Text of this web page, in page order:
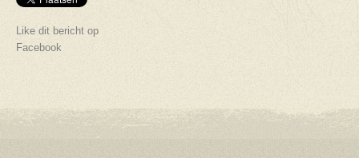
Like dit bericht op
Facebook